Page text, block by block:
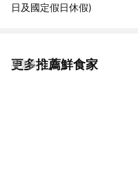
日及國定假日休假)
更多推薦鮮食家
看更多